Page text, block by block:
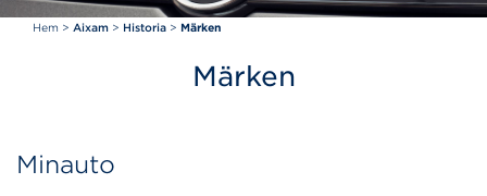
Hem > Aixam > Historia > Märken
Märken
Minauto